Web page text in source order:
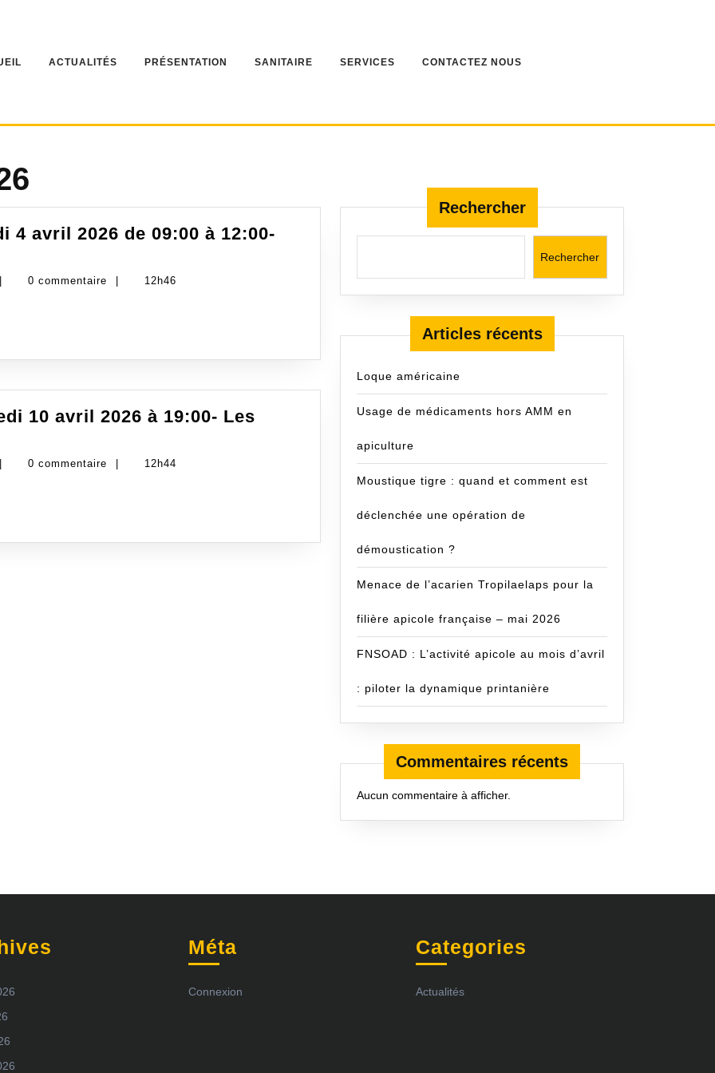
ACTUALITÉS PRÉSENTATION SANITAIRE SERVICES CONTACTEZ NOUS
4 avril 2026 de 09:00 à 12:00-
administrateur-
0 commentaire 12h46
10 avril 2026 à 19:00- Les
administrateur-
0 commentaire 12h44
Rechercher
Rechercher
Articles récents
Loque américaine
Usage de médicaments hors AMM en
apiculture
Moustique tigre : quand et comment est
déclenchée une opération de
démoustication ?
Menace de l’acarien Tropilaelaps pour la
filière apicole française – mai 2026
FNSOAD : L’activité apicole au mois d’avril
: piloter la dynamique printanière
Commentaires récents
Aucun commentaire à afficher.
Méta
Connexion
Categories
Actualités